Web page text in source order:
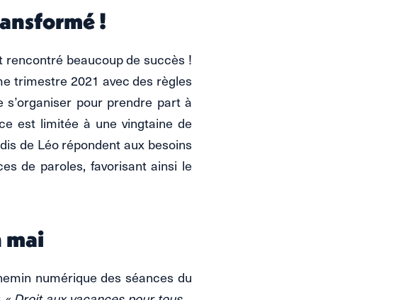
!
rencontré beaucoup de succès !
trimestre 2021 avec des règles
pour prendre part à
est limitée à une vingtaine de
de Léo répondent aux besoins
de paroles, favorisant ainsi le
mai
numérique des séances du